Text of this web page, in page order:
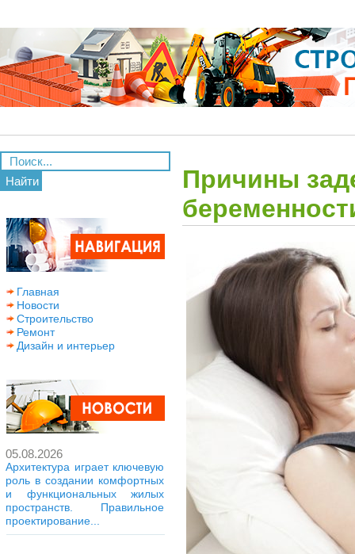
Найти
Главная
Новости
Строительство
Ремонт
Дизайн и интерьер
05.08.2026
Архитектура играет ключевую
роль в создании комфортных
и функциональных жилых
пространств. Правильное
проектирование...
Причины